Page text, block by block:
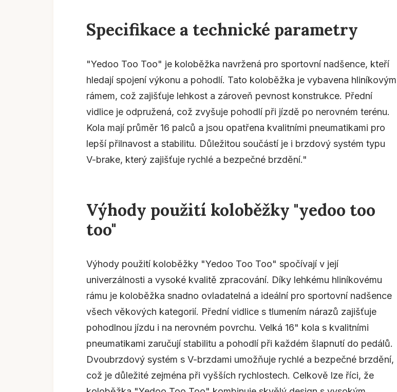
Specifikace a technické parametry
"Yedoo Too Too" je koloběžka navržená pro sportovní nadšence, kteří
hledají spojení výkonu a pohodlí. Tato koloběžka je vybavena hliníkovým
rámem, což zajišťuje lehkost a zároveň pevnost konstrukce. Přední
vidlice je odpružená, což zvyšuje pohodlí při jízdě po nerovném terénu.
Kola mají průměr 16 palců a jsou opatřena kvalitními pneumatikami pro
lepší přilnavost a stabilitu. Důležitou součástí je i brzdový systém typu
V-brake, který zajišťuje rychlé a bezpečné brzdění."
Výhody použití koloběžky "yedoo too
too"
Výhody použití koloběžky "Yedoo Too Too" spočívají v její
univerzálnosti a vysoké kvalitě zpracování. Díky lehkému hliníkovému
rámu je koloběžka snadno ovladatelná a ideální pro sportovní nadšence
všech věkových kategorií. Přední vidlice s tlumením nárazů zajišťuje
pohodlnou jízdu i na nerovném povrchu. Velká 16" kola s kvalitními
pneumatikami zaručují stabilitu a pohodlí při každém šlapnutí do pedálů.
Dvoubrzdový systém s V-brzdami umožňuje rychlé a bezpečné brzdění,
což je důležité zejména při vyšších rychlostech. Celkově lze říci, že